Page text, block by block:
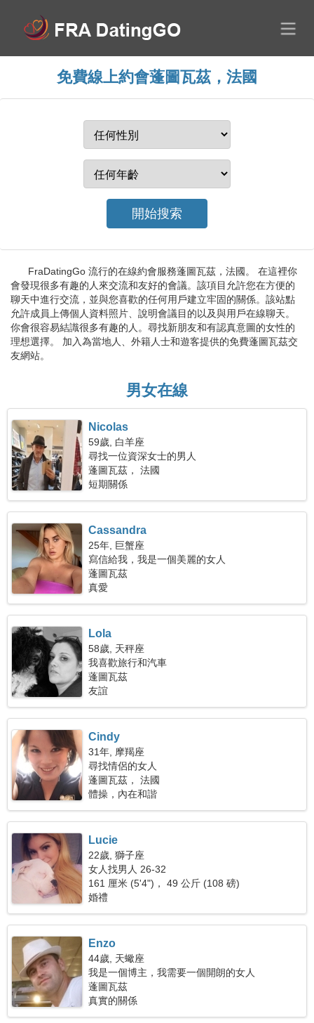
免費線上約會蓬圖瓦茲，法國
FraDatingGo 流行的在線約會服務蓬圖瓦茲，法國。 在這裡你
會發現很多有趣的人來交流和友好的會議。該項目允許您在方便的
聊天中進行交流，並與您喜歡的任何用戶建立牢固的關係。該站點
允許成員上傳個人資料照片、說明會議目的以及與用戶在線聊天。
你會很容易結識很多有趣的人。尋找新朋友和有認真意圖的女性的
理想選擇。 加入為當地人、外籍人士和遊客提供的免費蓬圖瓦茲交
友網站。
男女在線
Nicolas
59歲, 白羊座
尋找一位資深女士的男人
蓬圖瓦茲， 法國
短期關係
Cassandra
25年, 巨蟹座
寫信給我，我是一個美麗的女人
蓬圖瓦茲
真愛
Lola
58歲, 天秤座
我喜歡旅行和汽車
蓬圖瓦茲
友誼
Cindy
31年, 摩羯座
尋找情侶的女人
蓬圖瓦茲， 法國
體操，內在和諧
Lucie
22歲, 獅子座
女人找男人 26-32
161 厘米 (5'4")， 49 公斤 (108 磅)
婚禮
Enzo
44歲, 天蠍座
我是一個博主，我需要一個開朗的女人
蓬圖瓦茲
真實的關係